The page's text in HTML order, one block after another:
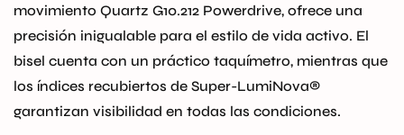
movimiento Quartz G10.212 Powerdrive, ofrece una
precisión inigualable para el estilo de vida activo. El
bisel cuenta con un práctico taquímetro, mientras que
los índices recubiertos de Super-LumiNova®️
garantizan visibilidad en todas las condiciones.